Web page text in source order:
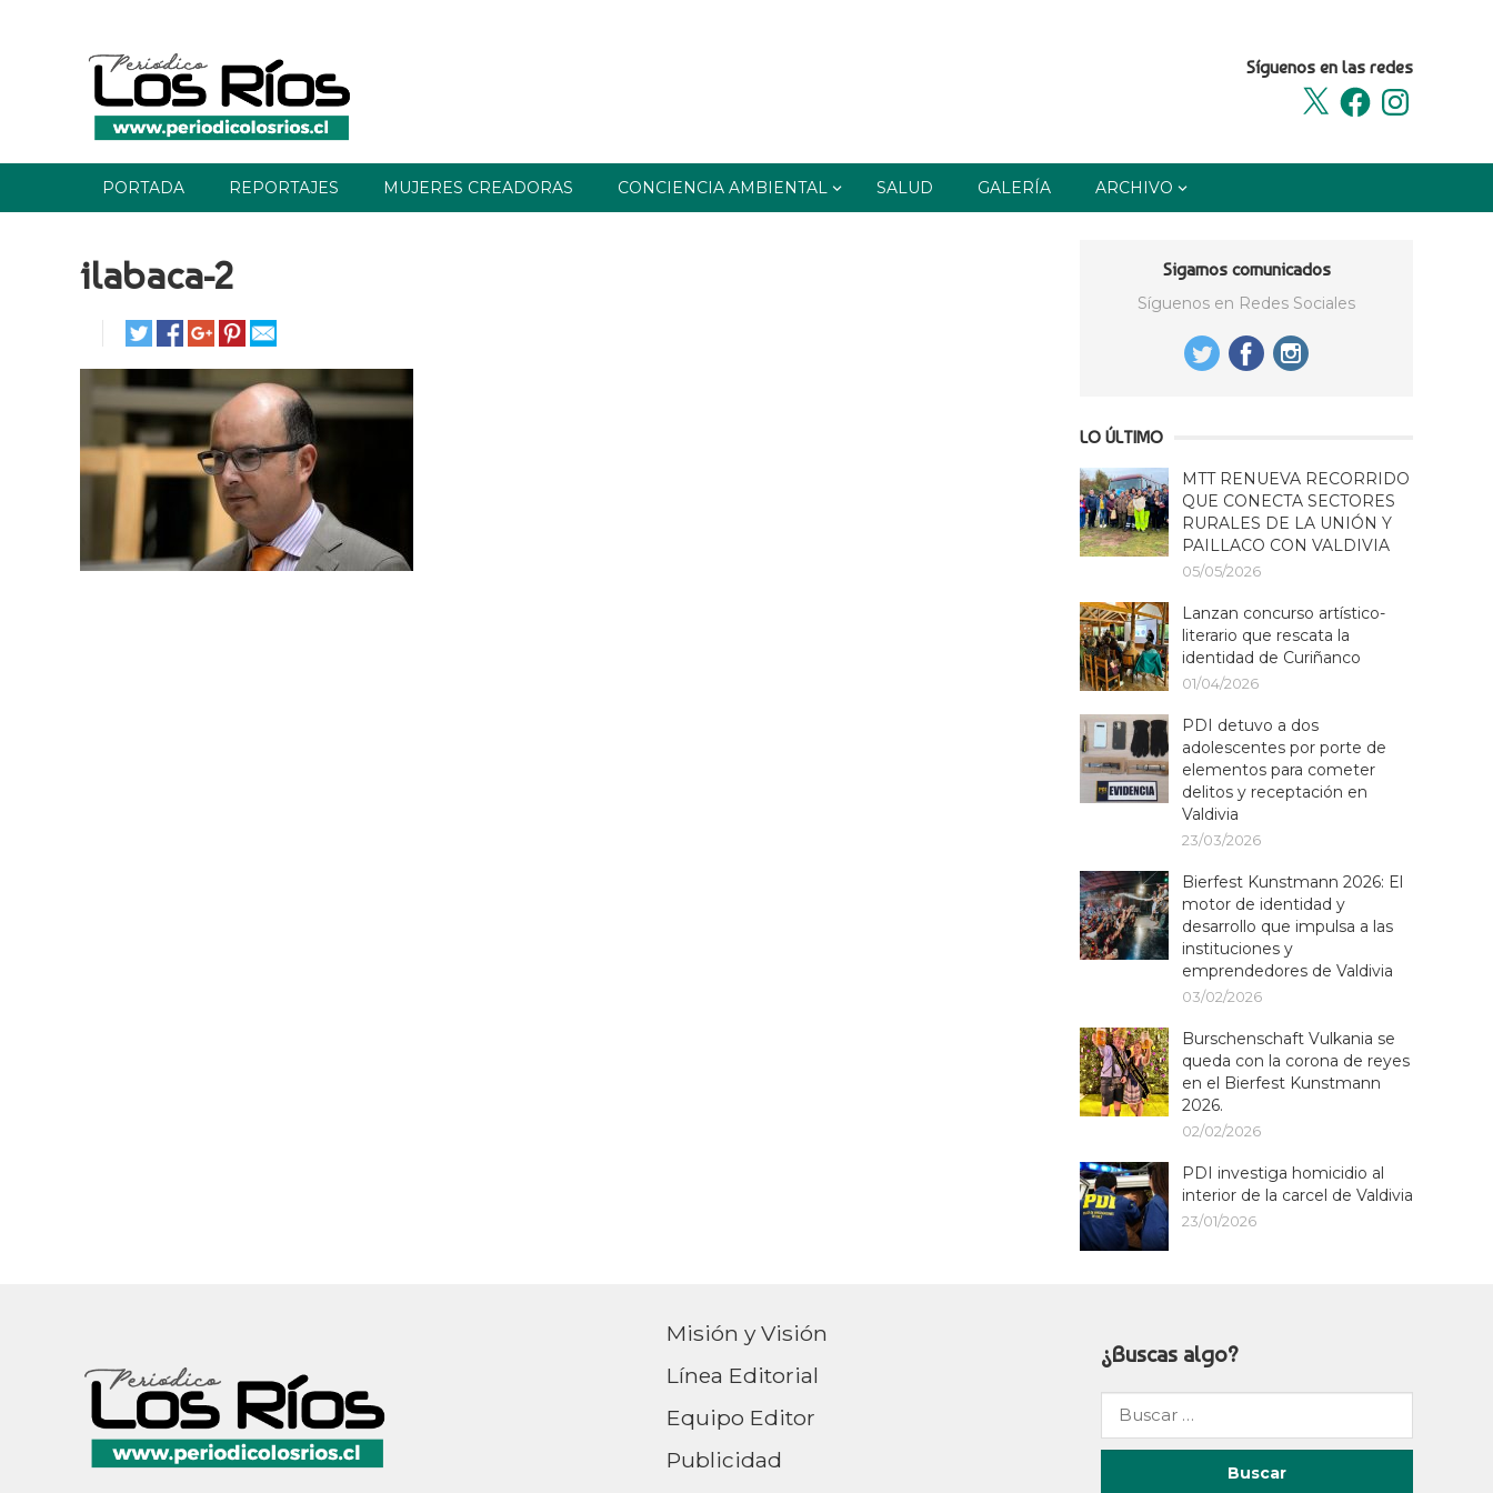
Síguenos en las redes
X
FacebookInstagram
PORTADA REPORTAJES MUJERES CREADORAS CONCIENCIA AMBIENTAL SALUD GALERÍA ARCHIVO
ilabaca-2 Sigamos comunicados
Síguenos en Redes Sociales
LO ÚLTIMO
MTT RENUEVA RECORRIDO
QUE CONECTA SECTORES
RURALES DE LA UNIÓN Y
PAILLACO CON VALDIVIA
05/05/2026
Lanzan concurso artístico-
literario que rescata la
identidad de Curiñanco
01/04/2026
PDI detuvo a dos
adolescentes por porte de
elementos para cometer
delitos y receptación en
Valdivia
23/03/2026
Bierfest Kunstmann 2026: El
motor de identidad y
desarrollo que impulsa a las
instituciones y
emprendedores de Valdivia
03/02/2026
Burschenschaft Vulkania se
queda con la corona de reyes
en el Bierfest Kunstmann
2026.
02/02/2026
PDI investiga homicidio al
interior de la carcel de Valdivia
23/01/2026
Misión y Visión
Línea Editorial
Equipo Editor
Publicidad
¿Buscas algo?
Buscar
por: